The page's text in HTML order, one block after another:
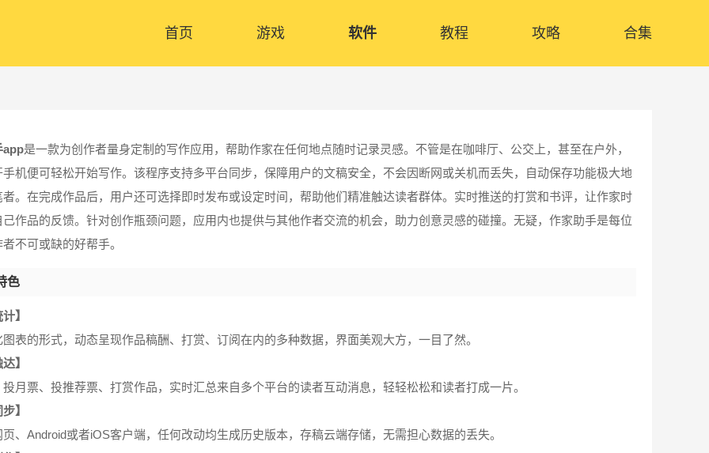
首页 游戏 软件 教程 攻略 合集
app是一款为创作者量身定制的写作应用，帮助作家在任何地点随时记录灵感。不管是在咖啡厅、公交上，甚至在户外，
手机便可轻松开始写作。该程序支持多平台同步，保障用户的文稿安全，不会因断网或关机而丢失，自动保存功能极大地
者。在完成作品后，用户还可选择即时发布或设定时间，帮助他们精准触达读者群体。实时推送的打赏和书评，让作家时
己作品的反馈。针对创作瓶颈问题，应用内也提供与其他作者交流的机会，助力创意灵感的碰撞。无疑，作家助手是每位
不可或缺的好帮手。
色
】
表的形式，动态呈现作品稿酬、打赏、订阅在内的多种数据，界面美观大方，一目了然。
】
月票、投推荐票、打赏作品，实时汇总来自多个平台的读者互动消息，轻轻松松和读者打成一片。
】
、Android或者iOS客户端，任何改动均生成历史版本，存稿云端存储，无需担心数据的丢失。